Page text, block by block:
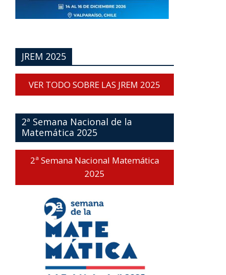
JREM 2025
VER TODO SOBRE LAS JREM 2025
2ª Semana Nacional de la
Matemática 2025
2ª Semana Nacional Matemática
2025